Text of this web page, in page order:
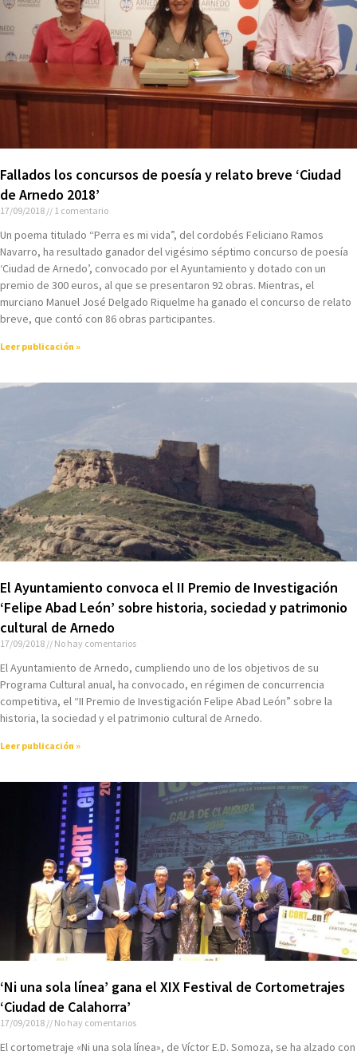
Fallados los concursos de poesía y relato breve ‘Ciudad
de Arnedo 2018’
17/09/2018 1 comentario
Un poema titulado “Perra es mi vida”, del cordobés Feliciano Ramos
Navarro, ha resultado ganador del vigésimo séptimo concurso de poesía
‘Ciudad de Arnedo’, convocado por el Ayuntamiento y dotado con un
premio de 300 euros, al que se presentaron 92 obras. Mientras, el
murciano Manuel José Delgado Riquelme ha ganado el concurso de relato
breve, que contó con 86 obras participantes.
Leer publicación »
El Ayuntamiento convoca el II Premio de Investigación
‘Felipe Abad León’ sobre historia, sociedad y patrimonio
cultural de Arnedo
17/09/2018 No hay comentarios
El Ayuntamiento de Arnedo, cumpliendo uno de los objetivos de su
Programa Cultural anual, ha convocado, en régimen de concurrencia
competitiva, el “II Premio de Investigación Felipe Abad León” sobre la
historia, la sociedad y el patrimonio cultural de Arnedo.
Leer publicación »
‘Ni una sola línea’ gana el XIX Festival de Cortometrajes
‘Ciudad de Calahorra’
17/09/2018 No hay comentarios
El cortometraje «Ni una sola línea», de Víctor E.D. Somoza, se ha alzado con